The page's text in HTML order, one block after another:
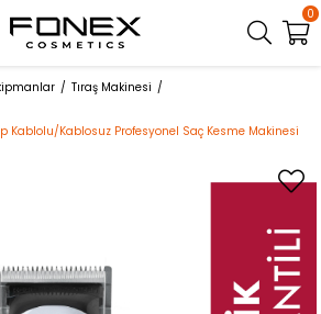
0
Tıraş Makinesi
Kablolu/Kablosuz Profesyonel Saç Kesme Makinesi